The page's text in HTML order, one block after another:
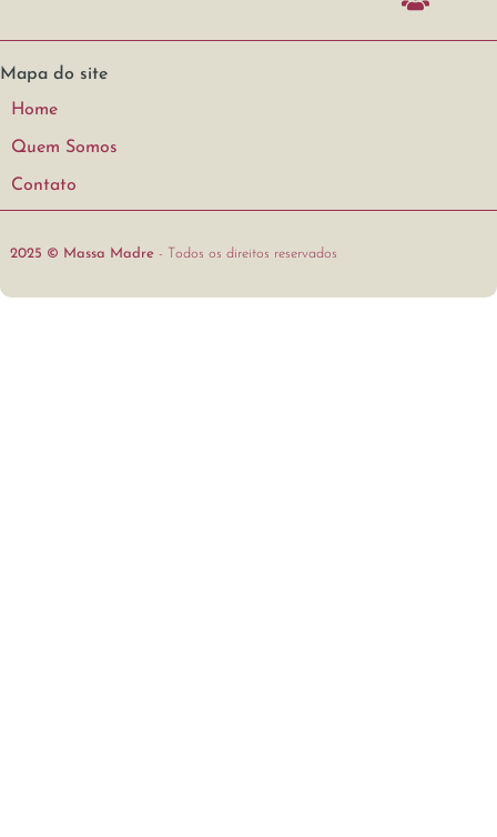
Mapa do site
Home
Quem Somos
Contato
2025 © Massa Madre - Todos os direitos reservados